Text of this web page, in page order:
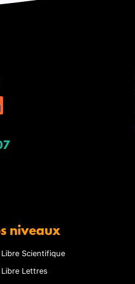
niveaux
Scientifique
Lettres